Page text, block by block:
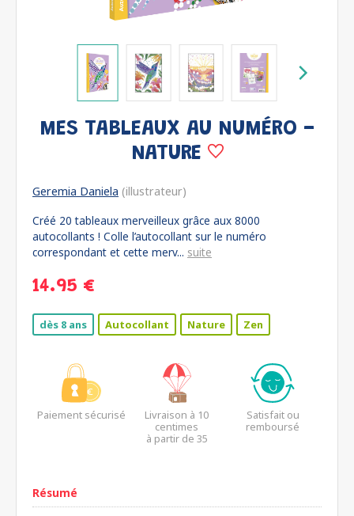
MES TABLEAUX AU NUMÉRO -
NATURE
Geremia Daniela (illustrateur)
Créé 20 tableaux merveilleux grâce aux 8000
autocollants ! Colle l’autocollant sur le numéro
correspondant et cette merv... suite
14.95 €
dès 8 ans Autocollant Nature Zen
Paiement sécurisé
Livraison à 10
centimes
à partir de 35
Satisfait ou
remboursé
Résumé